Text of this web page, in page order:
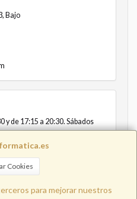
Cookies
para mejorar nuestros
Bajo
y de 17:15 a 20:30. Sábados
625